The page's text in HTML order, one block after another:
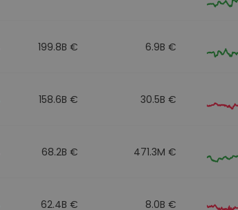
199.8B € 6.9B €
158.6B € 30.5B €
68.2B € 471.3M €
62.4B € 8.0B €